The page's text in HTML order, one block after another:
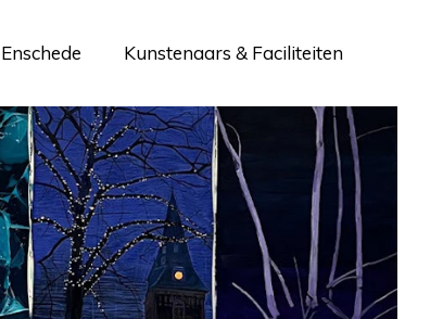
Kunstenaars & Faciliteiten